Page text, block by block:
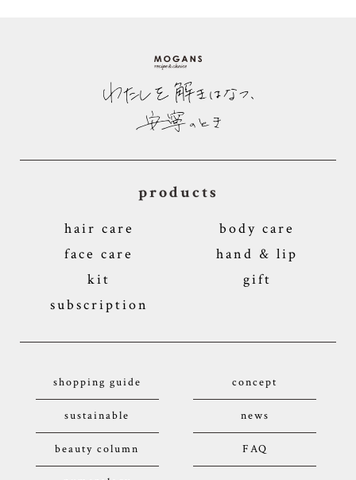
products
hair care
body care
face care
hand & lip
kit
gift
subscription
shopping guide concept
sustainable news
beauty column FAQ